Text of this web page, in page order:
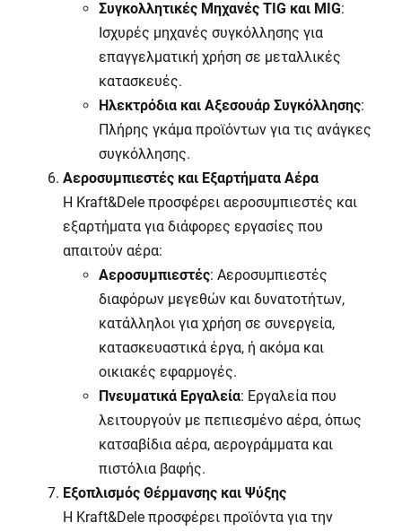
Συγκολλητικές Μηχανές TIG και MIG:
Ισχυρές μηχανές συγκόλλησης για
επαγγελματική χρήση σε μεταλλικές
κατασκευές.
Ηλεκτρόδια και Αξεσουάρ Συγκόλλησης:
Πλήρης γκάμα προϊόντων για τις ανάγκες
συγκόλλησης.
Αεροσυμπιεστές και Εξαρτήματα Αέρα
Η Kraft&Dele προσφέρει αεροσυμπιεστές και
εξαρτήματα για διάφορες εργασίες που
απαιτούν αέρα:
Αεροσυμπιεστές: Αεροσυμπιεστές
διαφόρων μεγεθών και δυνατοτήτων,
κατάλληλοι για χρήση σε συνεργεία,
κατασκευαστικά έργα, ή ακόμα και
οικιακές εφαρμογές.
Πνευματικά Εργαλεία: Εργαλεία που
λειτουργούν με πεπιεσμένο αέρα, όπως
κατσαβίδια αέρα, αερογράμματα και
πιστόλια βαφής.
Εξοπλισμός Θέρμανσης και Ψύξης
Η Kraft&Dele προσφέρει προϊόντα για την